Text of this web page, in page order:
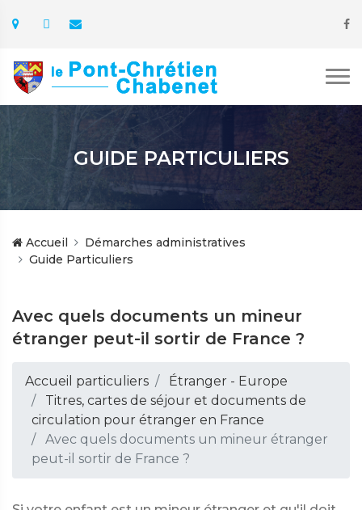
GUIDE PARTICULIERS
Accueil
Démarches administratives
Guide Particuliers
Avec quels documents un mineur
étranger peut-il sortir de France ?
Accueil particuliers
Étranger - Europe
Titres, cartes de séjour et documents de
circulation pour étranger en France
Avec quels documents un mineur étranger
peut-il sortir de France ?